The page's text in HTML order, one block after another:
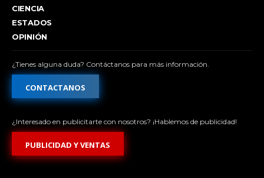
CIENCIA
ESTADOS
OPINIÓN
¿Tienes alguna duda? Contáctanos para más información.
CONTACTANOS
¿Interesado en publicitarte con nosotros? ¡Hablemos de publicidad!
PUBLICIDAD Y VENTAS